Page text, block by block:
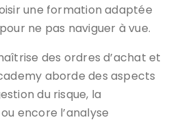
une formation adaptée
ne pas naviguer à vue.
des ordres d’achat et
aborde des aspects
du risque, la
encore l’analyse